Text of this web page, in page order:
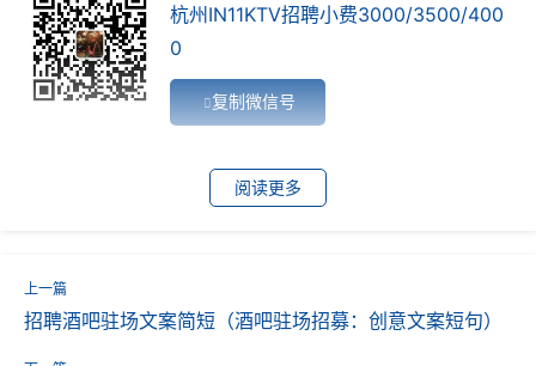
杭州IN11KTV招聘小费3000/3500/400
0
复制微信号
阅读更多
招聘酒吧驻场文案简短（酒吧驻场招募：创意文案短句）